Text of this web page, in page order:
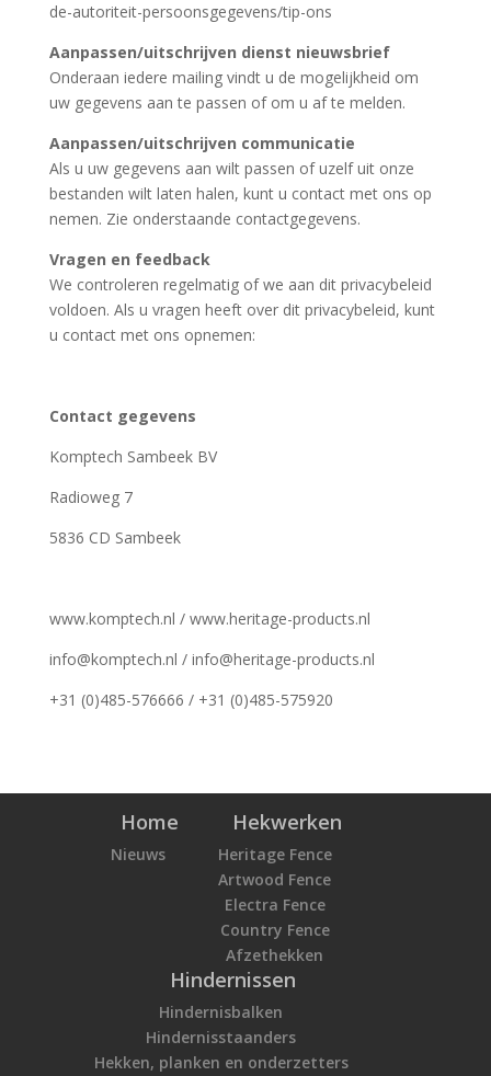
de-autoriteit-persoonsgegevens/tip-ons
Aanpassen/uitschrijven dienst nieuwsbrief
Onderaan iedere mailing vindt u de mogelijkheid om
uw gegevens aan te passen of om u af te melden.
Aanpassen/uitschrijven communicatie
Als u uw gegevens aan wilt passen of uzelf uit onze
bestanden wilt laten halen, kunt u contact met ons op
nemen. Zie onderstaande contactgegevens.
Vragen en feedback
We controleren regelmatig of we aan dit privacybeleid
voldoen. Als u vragen heeft over dit privacybeleid, kunt
u contact met ons opnemen:
Contact gegevens
Komptech Sambeek BV
Radioweg 7
5836 CD Sambeek
www.komptech.nl / www.heritage-products.nl
info@komptech.nl / info@heritage-products.nl
+31 (0)485-576666 / +31 (0)485-575920
Home
Nieuws
Hekwerken
Heritage Fence
Artwood Fence
Electra Fence
Country Fence
Afzethekken
Hindernissen
Hindernisbalken
Hindernisstaanders
Hekken, planken en onderzetters